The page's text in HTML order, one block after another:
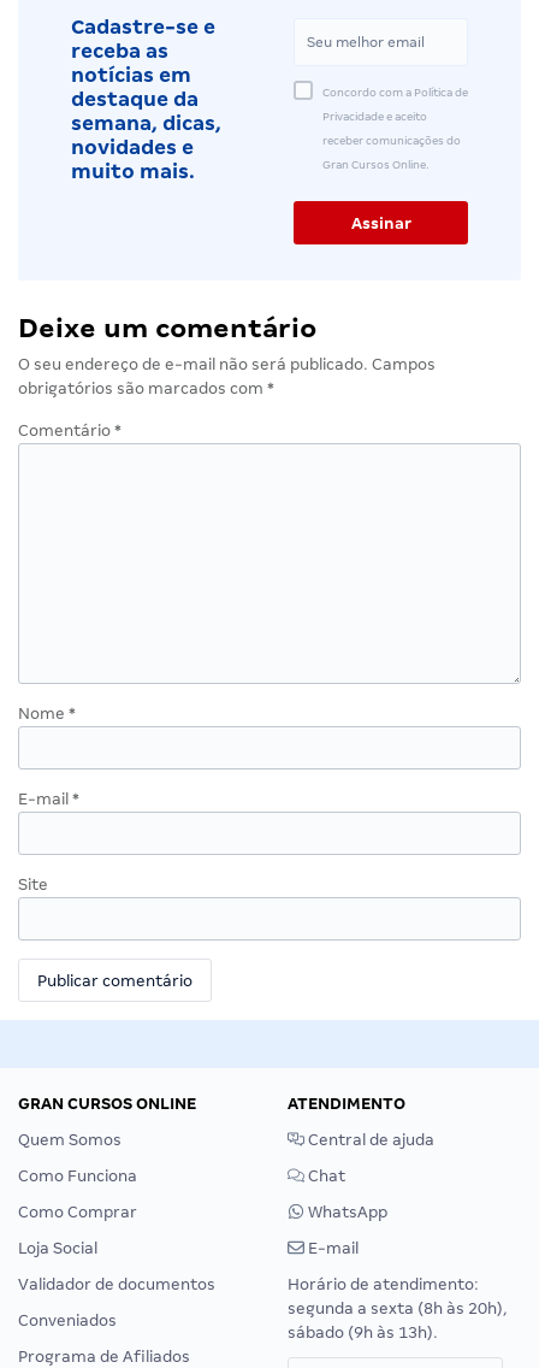
Cadastre-se e
receba as
notícias em
destaque da
semana, dicas,
novidades e
muito mais.
Concordo com a Política de
Privacidade e aceito
receber comunicações do
Gran Cursos Online.
Deixe um comentário
O seu endereço de e-mail não será publicado. Campos
obrigatórios são marcados com *
Comentário *
Nome *
E-mail *
Site
GRAN CURSOS ONLINE
Quem Somos
Como Funciona
Como Comprar
Loja Social
Validador de documentos
Conveniados
Programa de Afiliados
ATENDIMENTO
Central de ajuda
Chat
WhatsApp
E-mail
Horário de atendimento:
segunda a sexta (8h às 20h),
sábado (9h às 13h).